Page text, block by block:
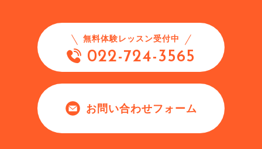
無料体験レッスン受付中
022-724-3565
お問い合わせフォーム